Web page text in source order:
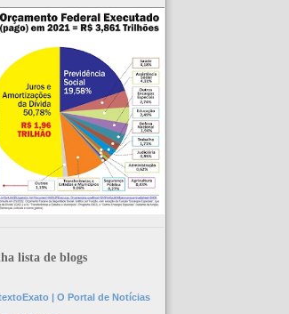
lista de blogs
| O Portal de Notícias